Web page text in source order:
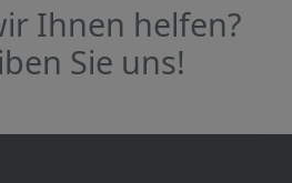
Ihnen helfen?
Sie uns!